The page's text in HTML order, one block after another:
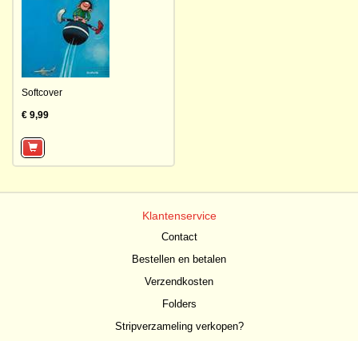
Softcover
€ 9,99
Klantenservice
Contact
Bestellen en betalen
Verzendkosten
Folders
Stripverzameling verkopen?